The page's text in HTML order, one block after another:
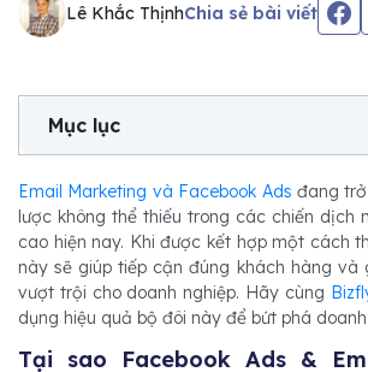
Lê Khắc ThịnhChia sẻ bài viết
Mục lục
Email Marketing và Facebook Ads đang
lược không thể thiếu trong các chiến dịch
cao hiện nay. Khi được kết hợp một cách
này sẽ giúp tiếp cận đúng khách hàng và
vượt trội cho doanh nghiệp. Hãy cùng
dụng hiệu quả bộ đôi này để bứt phá
Tại sao Facebook Ads &